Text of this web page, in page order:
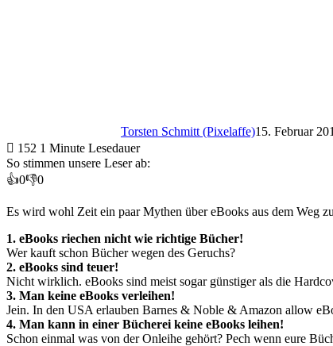
Torsten Schmitt (Pixelaffe)15. Februar
152 1 Minute Lesedauer
So stimmen unsere Leser ab:
👍0👎0
Es wird wohl Zeit ein paar Mythen über eBooks aus dem Weg
1. eBooks riechen nicht wie richtige Bücher!
Wer kauft schon Bücher wegen des Geruchs?
2. eBooks sind teuer!
Nicht wirklich. eBooks sind meist sogar günstiger als die
3. Man keine eBooks verleihen!
Jein. In den USA erlauben Barnes & Noble & Amazon allow
4. Man kann in einer Bücherei keine eBooks leihen!
Schon einmal was von der Onleihe gehört? Pech wenn eure